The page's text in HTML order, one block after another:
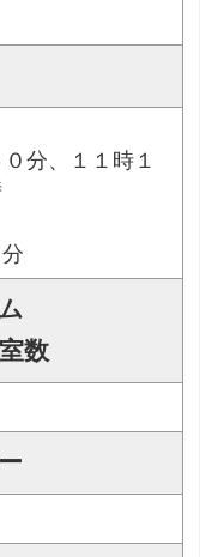
分、１１時１
数